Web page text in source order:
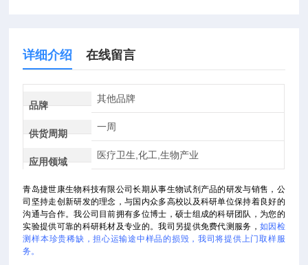
详细介绍 在线留言
品牌
其他品牌
供货周期
一周
应用领域
医疗卫生,化工,生物产业
青岛捷世康生物科技有限公司长期从事生物试剂产品的研发与销售，公
司坚持走创新研发的理念，与国内众多高校以及科研单位保持着良好的
沟通与合作。我公司目前拥有多位博士，硕士组成的科研团队，为您的
实验提供可靠的科研耗材及专业的。我司另提供免费代测服务， 如因检
测样本珍贵稀缺，担心运输途中样品的损毁，我司将提供上门取样服
务。